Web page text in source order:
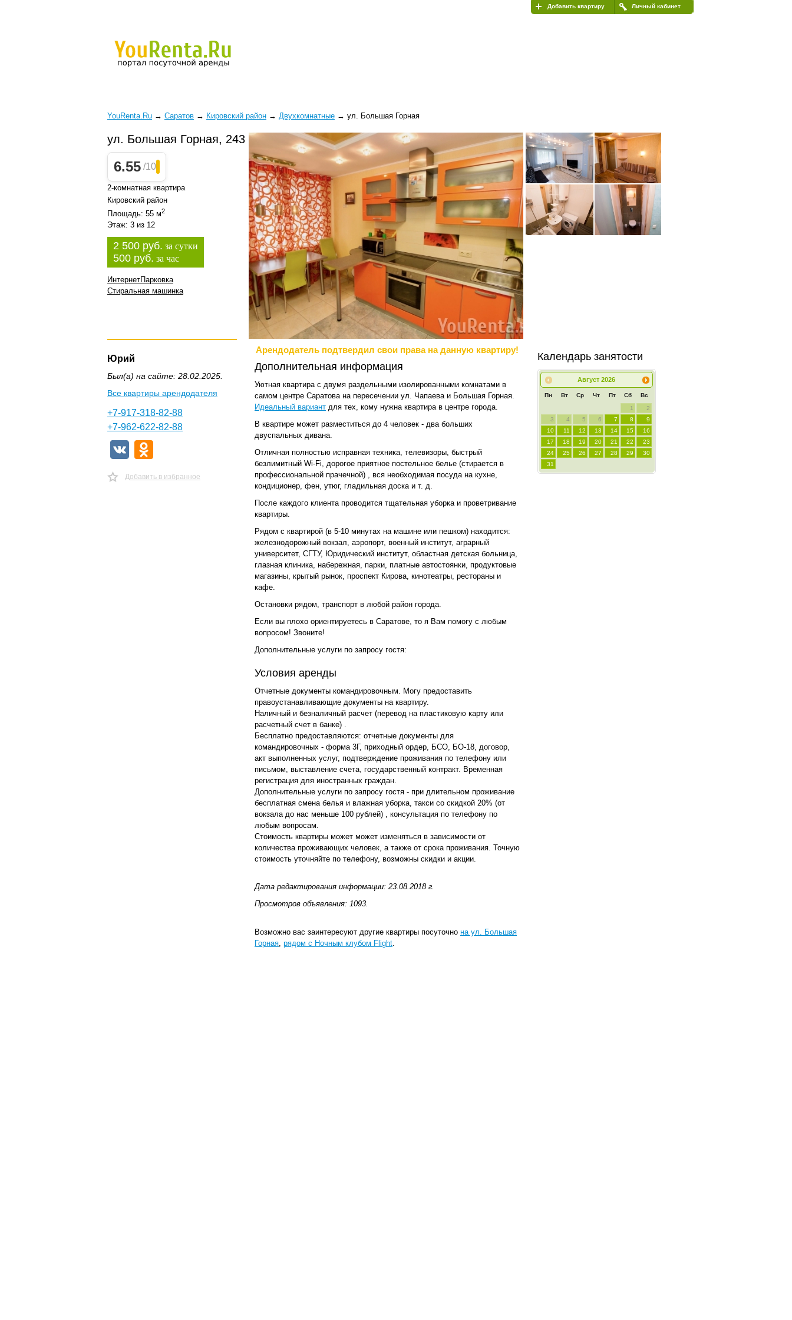
Личный кабинет
Добавить квартиру
YouRenta.Ru → Саратов → Кировский район → Двухкомнатные → ул. Большая Горная
ул. Большая Горная, 243
6.55 /10
2-комнатная квартира
Кировский район
Площадь: 55 м2
Этаж: 3 из 12
2 500 руб. за сутки
500 руб. за час
ИнтернетПарковка
Стиральная машинка
Юрий
Был(а) на сайте: 28.02.2025.
Все квартиры арендодателя
+7-917-318-82-88
+7-962-622-82-88
Добавить в избранное
Арендодатель подтвердил свои права на данную квартиру!
Дополнительная информация
Уютная квартира с двумя раздельными изолированными комнатами в
самом центре Саратова на пересечении ул. Чапаева и Большая Горная.
Идеальный вариант для тех, кому нужна квартира в центре города.
В квартире может разместиться до 4 человек - два больших
двуспальных дивана.
Отличная полностью исправная техника, телевизоры, быстрый
безлимитный Wi-Fi, дорогое приятное постельное белье (стирается в
профессиональной прачечной) , вся необходимая посуда на кухне,
кондиционер, фен, утюг, гладильная доска и т. д.
После каждого клиента проводится тщательная уборка и проветривание
квартиры.
Рядом с квартирой (в 5-10 минутах на машине или пешком) находится:
железнодорожный вокзал, аэропорт, военный институт, аграрный
университет, СГТУ, Юридический институт, областная детская больница,
глазная клиника, набережная, парки, платные автостоянки, продуктовые
магазины, крытый рынок, проспект Кирова, кинотеатры, рестораны и
кафе.
Остановки рядом, транспорт в любой район города.
Если вы плохо ориентируетесь в Саратове, то я Вам помогу с любым
вопросом! Звоните!
Дополнительные услуги по запросу гостя:
Условия аренды
Отчетные документы командировочным. Могу предоставить
правоустанавливающие документы на квартиру.
Наличный и безналичный расчет (перевод на пластиковую карту или
расчетный счет в банке) .
Бесплатно предоставляются: отчетные документы для
командировочных - форма 3Г, приходный ордер, БСО, БО-18, договор,
акт выполненных услуг, подтверждение проживания по телефону или
письмом, выставление счета, государственный контракт. Временная
регистрация для иностранных граждан.
Дополнительные услуги по запросу гостя - при длительном проживание
бесплатная смена белья и влажная уборка, такси со скидкой 20% (от
вокзала до нас меньше 100 рублей) , консультация по телефону по
любым вопросам.
Стоимость квартиры может может изменяться в зависимости от
количества проживающих человек, а также от срока проживания. Точную
стоимость уточняйте по телефону, возможны скидки и акции.
Дата редактирования информации: 23.08.2018 г.
Просмотров объявления: 1093.
Возможно вас заинтересуют другие квартиры посуточно на ул. Большая
Горная, рядом с Ночным клубом Flight.
Календарь занятости
Август 2026
Пн Вт Ср Чт Пт Сб Вс
1
2
3
4 5 6 7 8
9
10
11 12 13 14 15
16
17
18 19 20 21 22
23
24
25 26 27 28 29
30
31